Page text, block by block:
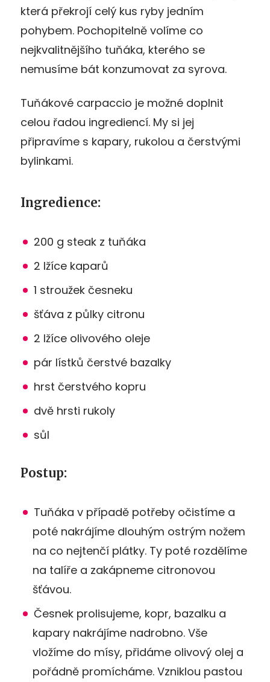
která překrojí celý kus ryby jedním
pohybem. Pochopitelně volíme co
nejkvalitnějšího tuňáka, kterého se
nemusíme bát konzumovat za syrova.
Tuňákové carpaccio je možné doplnit
celou řadou ingrediencí. My si jej
připravíme s kapary, rukolou a čerstvými
bylinkami.
Ingredience:
200 g steak z tuňáka
2 lžíce kaparů
1 stroužek česneku
šťáva z půlky citronu
2 lžíce olivového oleje
pár lístků čerstvé bazalky
hrst čerstvého kopru
dvě hrsti rukoly
sůl
Postup:
Tuňáka v případě potřeby očistíme a
poté nakrájíme dlouhým ostrým nožem
na co nejtenčí plátky. Ty poté rozdělíme
na talíře a zakápneme citronovou
šťávou.
Česnek prolisujeme, kopr, bazalku a
kapary nakrájíme nadrobno. Vše
vložíme do mísy, přidáme olivový olej a
pořádně promícháme. Vzniklou pastou